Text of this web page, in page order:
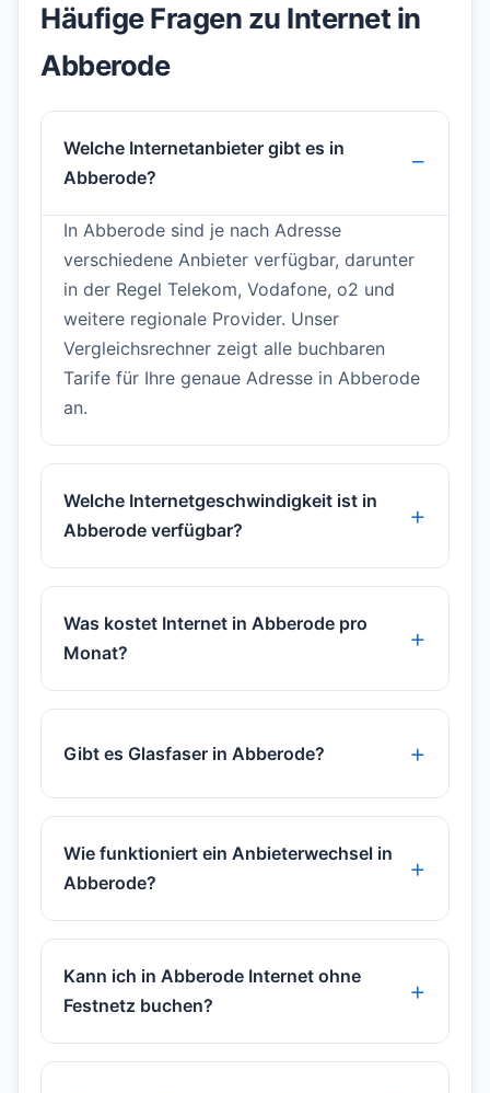
Häufige Fragen zu Internet in
Abberode
Welche Internetanbieter gibt es in
Abberode?
In Abberode sind je nach Adresse
verschiedene Anbieter verfügbar, darunter
in der Regel Telekom, Vodafone, o2 und
weitere regionale Provider. Unser
Vergleichsrechner zeigt alle buchbaren
Tarife für Ihre genaue Adresse in Abberode
an.
Welche Internetgeschwindigkeit ist in
Abberode verfügbar?
Was kostet Internet in Abberode pro
Monat?
Gibt es Glasfaser in Abberode?
Wie funktioniert ein Anbieterwechsel in
Abberode?
Kann ich in Abberode Internet ohne
Festnetz buchen?